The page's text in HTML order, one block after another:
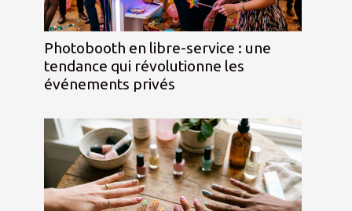
Photobooth en libre-service : une
tendance qui révolutionne les
événements privés